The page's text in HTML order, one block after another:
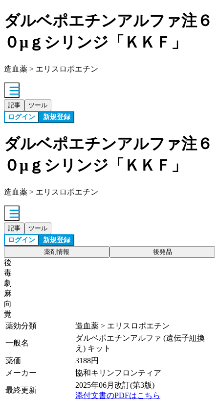
ダルベポエチンアルファ注６
０μｇシリンジ「ＫＫＦ」
造血薬 > エリスロポエチン
記事 ツール
ログイン 新規登録
ダルベポエチンアルファ注６
０μｇシリンジ「ＫＫＦ」
造血薬 > エリスロポエチン
記事 ツール
ログイン 新規登録
薬剤情報 後発品
後
毒
劇
麻
向
覚
薬効分類
造血薬 > エリスロポエチン
一般名
ダルベポエチンアルファ (遺伝子組換
え) キット
薬価
3188円
メーカー
協和キリンフロンティア
最終更新
2025年06月改訂(第3版)
添付文書のPDFはこちら